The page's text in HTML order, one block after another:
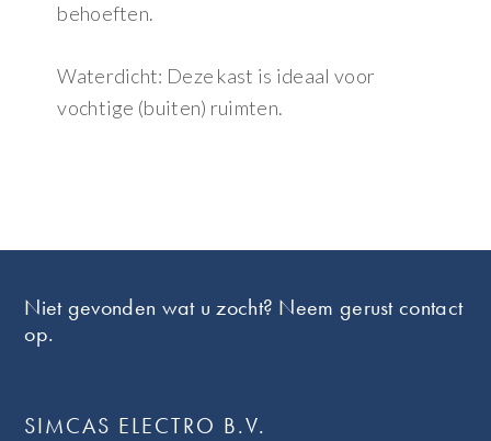
behoeften.
Waterdicht: Deze kast is ideaal voor
vochtige (buiten) ruimten.
Niet gevonden wat u zocht? Neem gerust contact
op.
SIMCAS ELECTRO B.V.